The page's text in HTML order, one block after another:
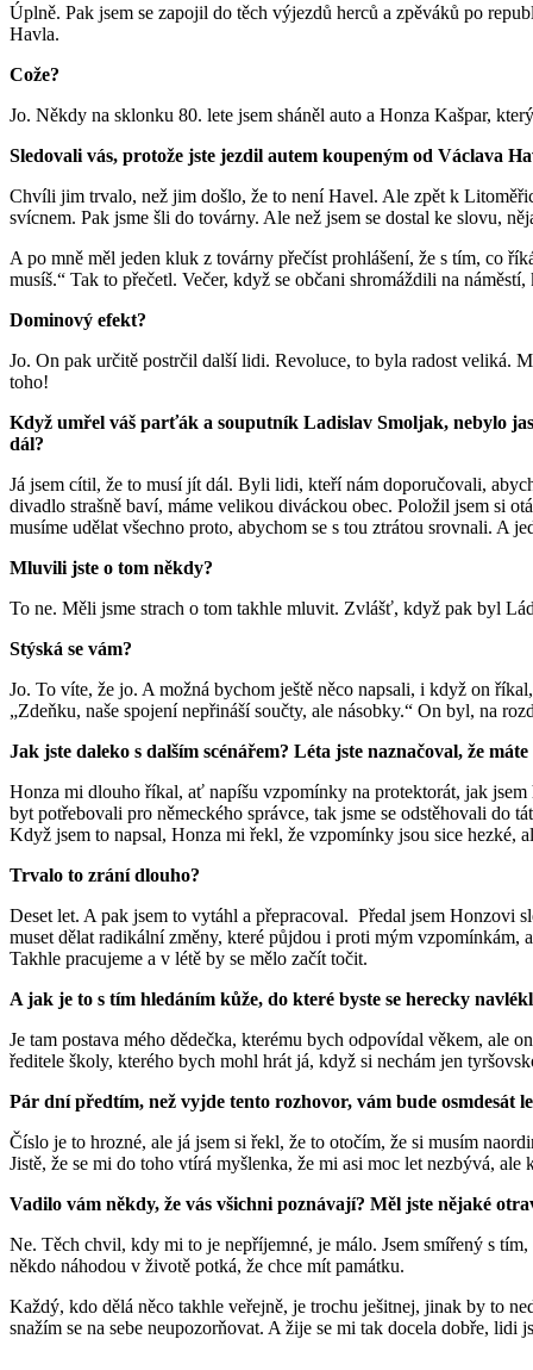
Úplně. Pak jsem se zapojil do těch výjezdů herců a zpěváků po
Havla.
Cože?
Jo. Někdy na sklonku 80. lete jsem sháněl auto a Honza Kašpar,
Sledovali vás, protože jste jezdil autem koupeným od Václava
Chvíli jim trvalo, než jim došlo, že to není Havel. Ale zpět k
svícnem. Pak jsme šli do továrny. Ale než jsem se dostal ke slovu,
A po mně měl jeden kluk z továrny přečíst prohlášení, že s tím, co
musíš.“ Tak to přečetl. Večer, když se občani shromáždili na
Dominový efekt?
Jo. On pak určitě postrčil další lidi. Revoluce, to byla radost veliká.
toho!
Když umřel váš parťák a souputník Ladislav Smoljak, nebylo
dál?
Já jsem cítil, že to musí jít dál. Byli lidi, kteří nám doporučovali,
divadlo strašně baví, máme velikou diváckou obec. Položil jsem si
musíme udělat všechno proto, abychom se s tou ztrátou srovnali. A
Mluvili jste o tom někdy?
To ne. Měli jsme strach o tom takhle mluvit. Zvlášť, když pak byl
Stýská se vám?
Jo. To víte, že jo. A možná bychom ještě něco napsali, i když on
„Zdeňku, naše spojení nepřináší součty, ale násobky.“ On byl, na
Jak jste daleko s dalším scénářem? Léta jste naznačoval, že
Honza mi dlouho říkal, ať napíšu vzpomínky na protektorát, jak
byt potřebovali pro německého správce, tak jsme se odstěhovali do
Když jsem to napsal, Honza mi řekl, že vzpomínky jsou sice hezké,
Trvalo to zrání dlouho?
Deset let. A pak jsem to vytáhl a přepracoval. Předal jsem Honzovi
muset dělat radikální změny, které půjdou i proti mým
Takhle pracujeme a v létě by se mělo začít točit.
A jak je to s tím hledáním kůže, do které byste se herecky
Je tam postava mého dědečka, kterému bych odpovídal věkem,
ředitele školy, kterého bych mohl hrát já, když si nechám jen
Pár dní předtím, než vyjde tento rozhovor, vám bude osmdesát
Číslo je to hrozné, ale já jsem si řekl, že to otočím, že si musím
Jistě, že se mi do toho vtírá myšlenka, že mi asi moc let nezbývá,
Vadilo vám někdy, že vás všichni poznávají? Měl jste nějaké
Ne. Těch chvil, kdy mi to je nepříjemné, je málo. Jsem smířený s
někdo náhodou v životě potká, že chce mít památku.
Každý, kdo dělá něco takhle veřejně, je trochu ješitnej, jinak by to
snažím se na sebe neupozorňovat. A žije se mi tak docela dobře,